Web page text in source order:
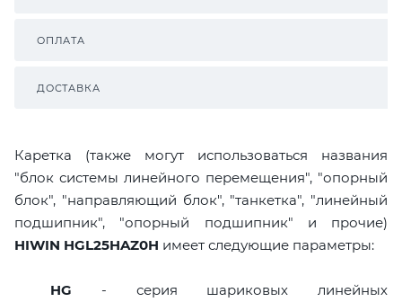
ОПЛАТА
ДОСТАВКА
Каретка (также могут использоваться названия
"блок системы линейного перемещения", "опорный
блок", "направляющий блок", "танкетка", "линейный
подшипник", "опорный подшипник" и прочие)
HIWIN HGL25HAZ0H имеет следующие параметры:
HG - серия шариковых линейных